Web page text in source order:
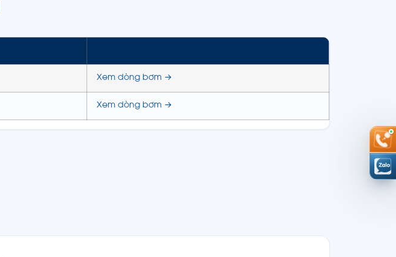
Xem dòng bơm →
Xem dòng bơm →